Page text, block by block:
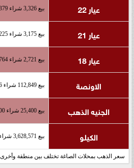
عيار 22 بيع 3,326 شراء 3,379
عيار 21 بيع 3,175 شراء 3,225
عيار 18 بيع 2,721 شراء 2,764
الاونصة بيع 112,849 شراء 114,626
الجنيه الذهب بيع 25,400 شراء 25,800
الكيلو بيع 3,628,571 شراء 3,685,714
سعر الذهب بمحلات الصاغة تختلف بين منطقة وأخرى